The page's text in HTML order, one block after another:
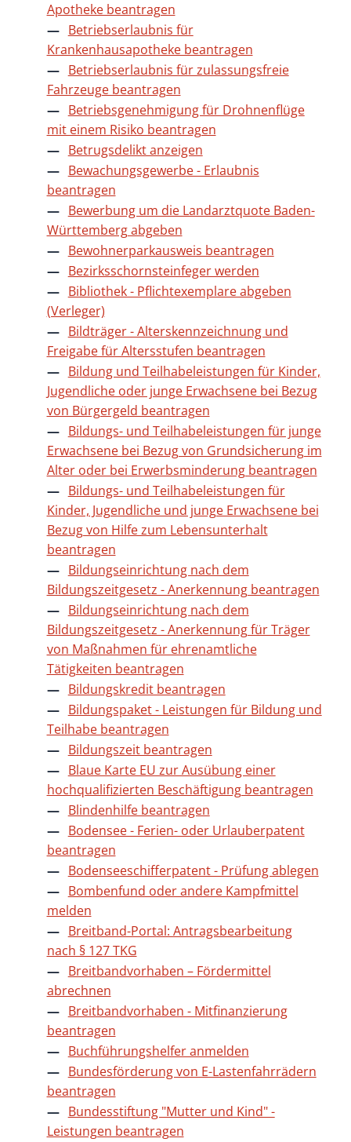
Apotheke beantragen
Betriebserlaubnis für
Krankenhausapotheke beantragen
Betriebserlaubnis für zulassungsfreie
Fahrzeuge beantragen
Betriebsgenehmigung für Drohnenflüge
mit einem Risiko beantragen
Betrugsdelikt anzeigen
Bewachungsgewerbe - Erlaubnis
beantragen
Bewerbung um die Landarztquote Baden-
Württemberg abgeben
Bewohnerparkausweis beantragen
Bezirksschornsteinfeger werden
Bibliothek - Pflichtexemplare abgeben
(Verleger)
Bildträger - Alterskennzeichnung und
Freigabe für Altersstufen beantragen
Bildung und Teilhabeleistungen für Kinder,
Jugendliche oder junge Erwachsene bei Bezug
von Bürgergeld beantragen
Bildungs- und Teilhabeleistungen für junge
Erwachsene bei Bezug von Grundsicherung im
Alter oder bei Erwerbsminderung beantragen
Bildungs- und Teilhabeleistungen für
Kinder, Jugendliche und junge Erwachsene bei
Bezug von Hilfe zum Lebensunterhalt
beantragen
Bildungseinrichtung nach dem
Bildungszeitgesetz - Anerkennung beantragen
Bildungseinrichtung nach dem
Bildungszeitgesetz - Anerkennung für Träger
von Maßnahmen für ehrenamtliche
Tätigkeiten beantragen
Bildungskredit beantragen
Bildungspaket - Leistungen für Bildung und
Teilhabe beantragen
Bildungszeit beantragen
Blaue Karte EU zur Ausübung einer
hochqualifizierten Beschäftigung beantragen
Blindenhilfe beantragen
Bodensee - Ferien- oder Urlauberpatent
beantragen
Bodenseeschifferpatent - Prüfung ablegen
Bombenfund oder andere Kampfmittel
melden
Breitband-Portal: Antragsbearbeitung
nach § 127 TKG
Breitbandvorhaben – Fördermittel
abrechnen
Breitbandvorhaben - Mitfinanzierung
beantragen
Buchführungshelfer anmelden
Bundesförderung von E-Lastenfahrrädern
beantragen
Bundesstiftung "Mutter und Kind" -
Leistungen beantragen